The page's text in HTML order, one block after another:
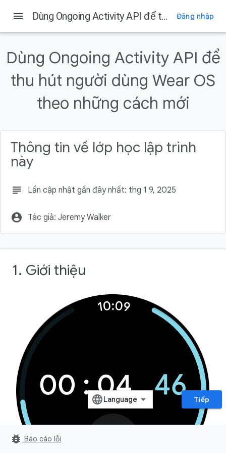
1. Giới thiệu
Kiến thức bạn sẽ học được
Sản phẩm bạn sẽ tạo ra
Điều kiện tiên quyết
2. Chuẩn bị
menu Dùng Ongoing Activity API để thu hút người dùng Wear OS theo những cách mới Đăng nhập
Dùng Ongoing Activity API để
thu hút người dùng Wear OS
theo những cách mới
Thông tin về lớp học lập trình
này
subject Lần cập nhật gần đây nhất: thg 1 9, 2025
account_circle Tác giả: Jeremy Walker
1. Giới thiệu
Tiếp
bug_report Báo cáo lỗi